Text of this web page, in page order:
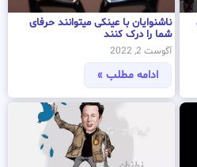
ناشنوایان با عینکی میتوانند حرفای
شما را درک کنند
آگوست 2, 2022
ادامه مطلب »